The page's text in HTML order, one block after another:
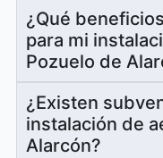
¿Qué
para mi
Pozuelo de
¿Existen
instalación de
Alarcón?